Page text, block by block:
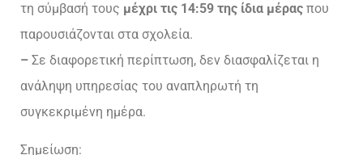
τη σύμβασή τους μέχρι τις 14:59 της ίδια μέρας που
παρουσιάζονται στα σχολεία.
– Σε διαφορετική περίπτωση, δεν διασφαλίζεται η
ανάληψη υπηρεσίας του αναπληρωτή τη
συγκεκριμένη ημέρα.
Σημείωση: